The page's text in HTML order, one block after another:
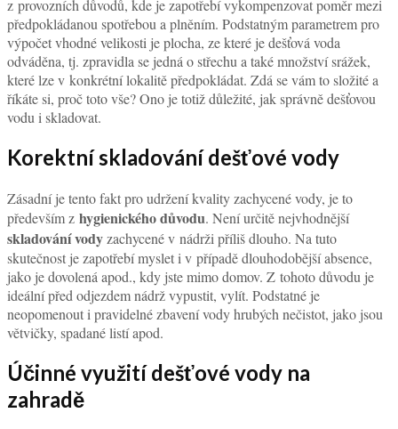
z provozních důvodů, kde je zapotřebí vykompenzovat poměr mezi
předpokládanou spotřebou a plněním. Podstatným parametrem pro
výpočet vhodné velikosti je plocha, ze které je dešťová voda
odváděna, tj. zpravidla se jedná o střechu a také množství srážek,
které lze v konkrétní lokalitě předpokládat. Zdá se vám to složité a
říkáte si, proč toto vše? Ono je totiž důležité, jak správně dešťovou
vodu i skladovat.
Korektní skladování dešťové vody
Zásadní je tento fakt pro udržení kvality zachycené vody, je to
především z hygienického důvodu. Není určitě nejvhodnější
skladování vody zachycené v nádrži příliš dlouho. Na tuto
skutečnost je zapotřebí myslet i v případě dlouhodobější absence,
jako je dovolená apod., kdy jste mimo domov. Z tohoto důvodu je
ideální před odjezdem nádrž vypustit, vylít. Podstatné je
neopomenout i pravidelné zbavení vody hrubých nečistot, jako jsou
větvičky, spadané listí apod.
Účinné využití dešťové vody na
zahradě